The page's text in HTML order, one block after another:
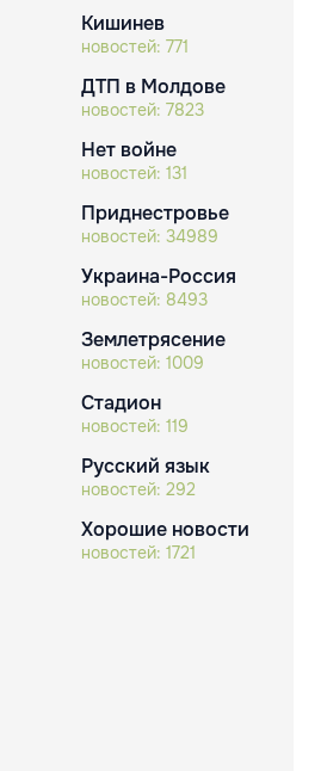
Кишинев
новостей: 771
ДТП в Молдове
новостей: 7823
Нет войне
новостей: 131
Приднестровье
новостей: 34989
Украина-Россия
новостей: 8493
Землетрясение
новостей: 1009
Стадион
новостей: 119
Русский язык
новостей: 292
Хорошие новости
новостей: 1721